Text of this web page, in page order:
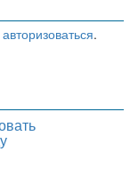
авторизоваться.